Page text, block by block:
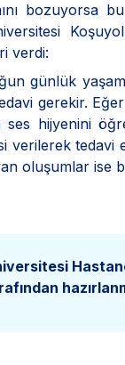
bozuyorsa
verdi:
günlük
gerekir.
hijyenini
verilerek
oluşumlar ise